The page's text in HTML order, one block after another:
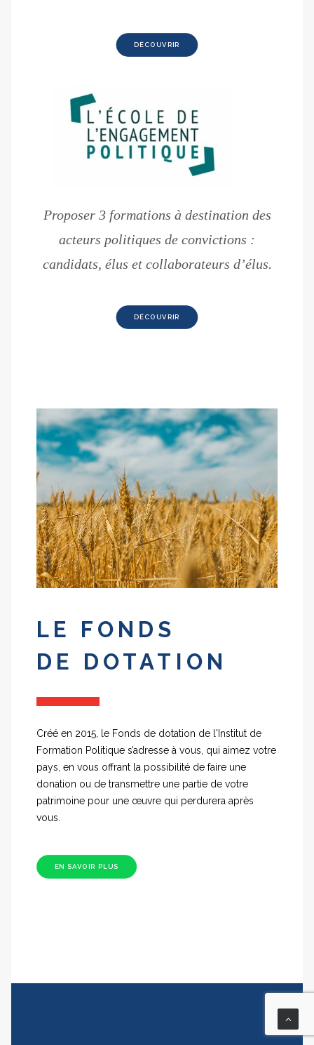
DÉCOUVRIR
Proposer 3 formations à destination des
acteurs politiques de convictions :
candidats, élus et collaborateurs d’élus.
DÉCOUVRIR
LE FONDS
DE DOTATION
Créé en 2015, le Fonds de dotation de l'Institut de
Formation Politique s’adresse à vous, qui aimez votre
pays, en vous offrant la possibilité de faire une
donation ou de transmettre une partie de votre
patrimoine pour une œuvre qui perdurera après
vous.
EN SAVOIR PLUS